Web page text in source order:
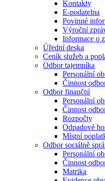
Kontakty
E-podatelna
Povinné
Výroční
Informace o
Úřední deska
Ceník služeb a
Odbor tajemníka
Personální
Činnost
Odbor finanční
Personální
Činnost
Rozpočty
Odpadové
Místní
Odbor sociálně
Personální
Činnost
Matrika